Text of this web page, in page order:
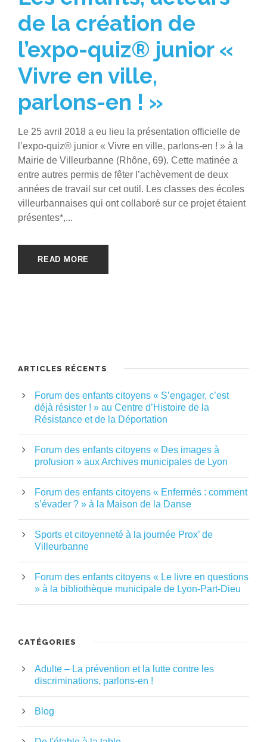
de la création de
l’expo-quiz® junior «
Vivre en ville,
parlons-en ! »
Le 25 avril 2018 a eu lieu la présentation officielle de
l’expo-quiz® junior « Vivre en ville, parlons-en ! » à la
Mairie de Villeurbanne (Rhône, 69). Cette matinée a
entre autres permis de fêter l’achèvement de deux
années de travail sur cet outil. Les classes des écoles
villeurbannaises qui ont collaboré sur ce projet étaient
présentes*,...
READ MORE
ARTICLES RÉCENTS
Forum des enfants citoyens « S’engager, c’est
déjà résister ! » au Centre d’Histoire de la
Résistance et de la Déportation
Forum des enfants citoyens « Des images à
profusion » aux Archives municipales de Lyon
Forum des enfants citoyens « Enfermés : comment
s’évader ? » à la Maison de la Danse
Sports et citoyenneté à la journée Prox’ de
Villeurbanne
Forum des enfants citoyens « Le livre en questions
» à la bibliothèque municipale de Lyon-Part-Dieu
CATÉGORIES
Adulte – La prévention et la lutte contre les
discriminations, parlons-en !
Blog